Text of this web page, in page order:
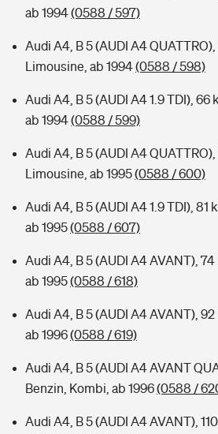
ab 1994(0588 / 597)
Audi A4, B 5 (AUDI A4 QUATTRO),
Limousine, ab 1994(0588 / 598)
Audi A4, B 5 (AUDI A4 1.9 TDI), 66
ab 1994(0588 / 599)
Audi A4, B 5 (AUDI A4 QUATTRO),
Limousine, ab 1995(0588 / 600)
Audi A4, B 5 (AUDI A4 1.9 TDI), 81
ab 1995(0588 / 607)
Audi A4, B 5 (AUDI A4 AVANT), 74
ab 1995(0588 / 618)
Audi A4, B 5 (AUDI A4 AVANT), 92
ab 1996(0588 / 619)
Audi A4, B 5 (AUDI A4 AVANT
Benzin, Kombi, ab 1996(0588 /
Audi A4, B 5 (AUDI A4 AVANT),